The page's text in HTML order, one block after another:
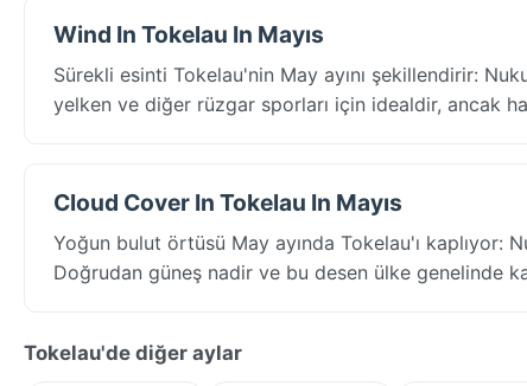
Wind In Tokelau In Mayıs
Sürekli esinti Tokelau'nin May ayını şekillendirir:
yelken ve diğer rüzgar sporları için idealdir, ancak
Cloud Cover In Tokelau In Mayıs
Yoğun bulut örtüsü May ayında Tokelau'ı
Doğrudan güneş nadir ve bu desen ülke genelinde
Tokelau'de diğer aylar